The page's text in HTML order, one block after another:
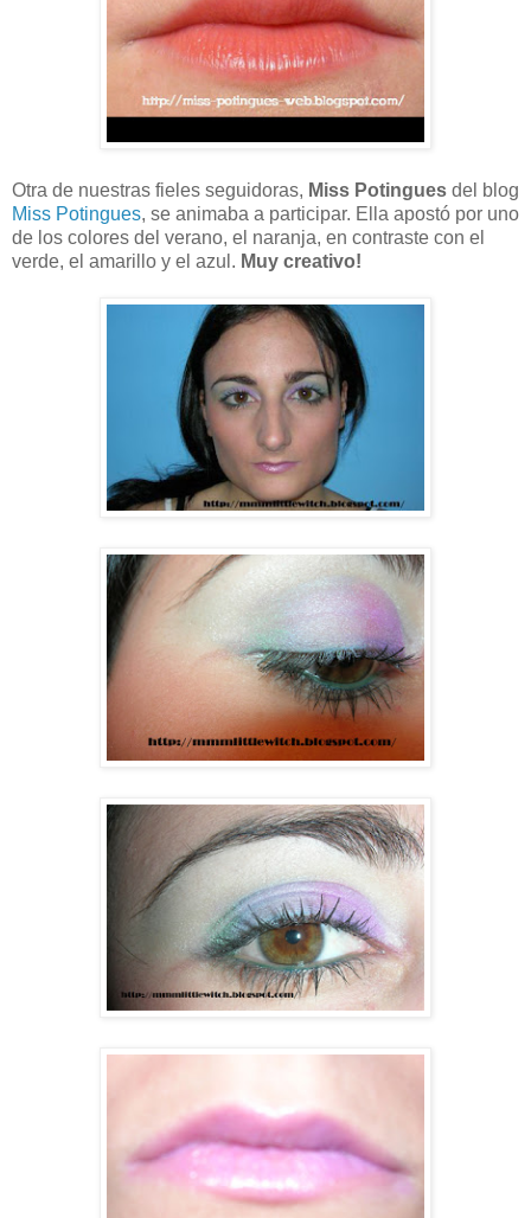
Otra de nuestras fieles seguidoras, Miss Potingues del blog
Miss Potingues, se animaba a participar. Ella apostó por uno
de los colores del verano, el naranja, en contraste con el
verde, el amarillo y el azul. Muy creativo!